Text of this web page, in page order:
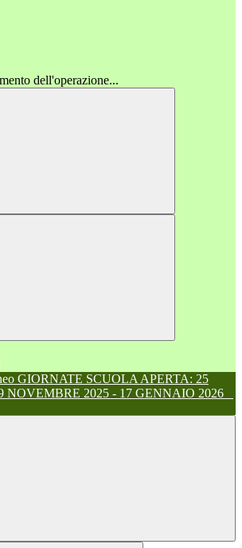
dell'operazione...
GIORNATE SCUOLA APERTA: 25
NOVEMBRE 2025 - 17 GENNAIO 2026